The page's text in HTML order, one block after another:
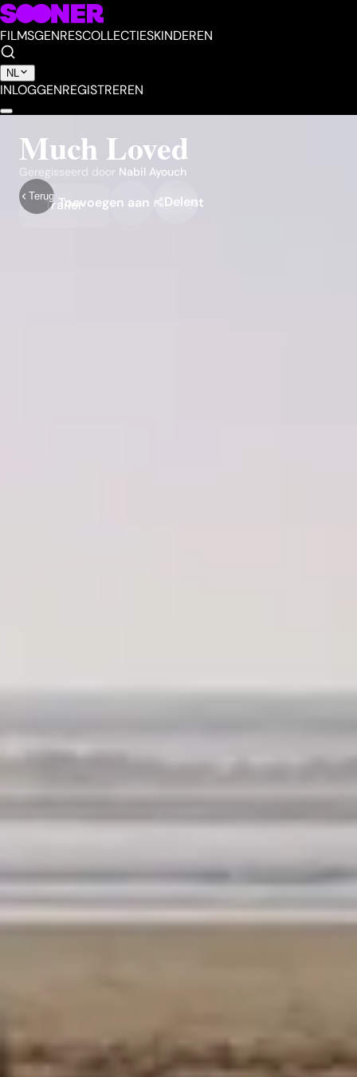
FILMSGENRESCOLLECTIESKINDEREN
NL
INLOGGENREGISTREREN
Terug
Much Loved
Geregisseerd door Nabil Ayouch
Trailer
Toevoegen aan mijn lijst
Delen